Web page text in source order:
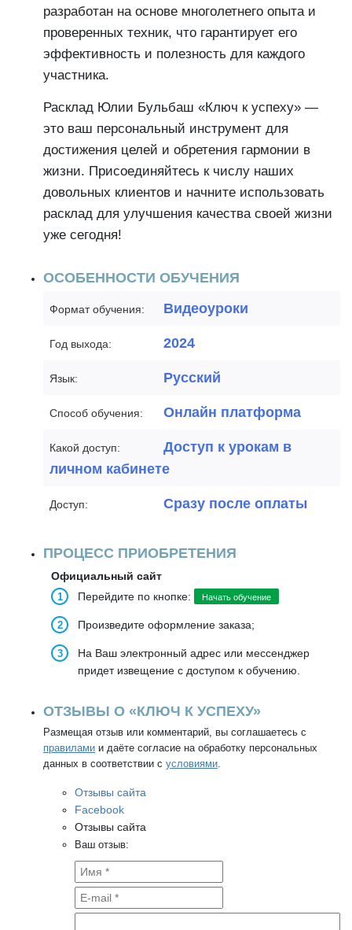
разработан на основе многолетнего опыта и
проверенных техник, что гарантирует его
эффективность и полезность для каждого
участника.
Расклад Юлии Бульбаш «Ключ к успеху» —
это ваш персональный инструмент для
достижения целей и обретения гармонии в
жизни. Присоединяйтесь к числу наших
довольных клиентов и начните использовать
расклад для улучшения качества своей жизни
уже сегодня!
ОСОБЕННОСТИ ОБУЧЕНИЯ
Формат обучения: Видеоуроки
Год выхода: 2024
Язык: Русский
Способ обучения: Онлайн платформа
Какой доступ:
Доступ к урокам в
личном кабинете
Доступ: Сразу после оплаты
ПРОЦЕСС ПРИОБРЕТЕНИЯ
Официальный сайт
Перейдите по кнопке:
Начать обучение
Произведите оформление заказа;
На Ваш электронный адрес или мессенджер
придет извещение с доступом к обучению.
ОТЗЫВЫ О «КЛЮЧ К УСПЕХУ»
Размещая отзыв или комментарий, вы соглашаетесь с
правилами и даёте согласие на обработку персональных
данных в соответствии с условиями.
Отзывы сайта
Facebook
Отзывы сайта
Ваш отзыв: